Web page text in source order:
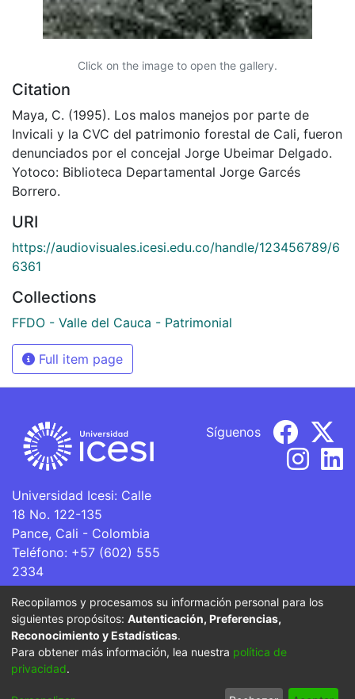
Click on the image to open the gallery.
Citation
Maya, C. (1995). Los malos manejos por parte de
Invicali y la CVC del patrimonio forestal de Cali, fueron
denunciados por el concejal Jorge Ubeimar Delgado.
Yotoco: Biblioteca Departamental Jorge Garcés
Borrero.
URI
https://audiovisuales.icesi.edu.co/handle/123456789/6
6361
Collections
FFDO - Valle del Cauca - Patrimonial
Full item page
Universidad Icesi: Calle
18 No. 122-135
Pance, Cali - Colombia
Teléfono: +57 (602) 555
2334
ventanillaunica@icesi.edu.co
Síguenos
La Universidad Icesi es una Institución de Educación
Superior que se encuentra sujeta a inspección y vigilancia
por parte del Ministerio de Educación Nacional.
Cookie End User Send
Recopilamos y procesamos su información personal para los
siguientes propósitos: Autenticación, Preferencias,
Reconocimiento y Estadísticas.
Para obtener más información, lea nuestra política de
privacidad.